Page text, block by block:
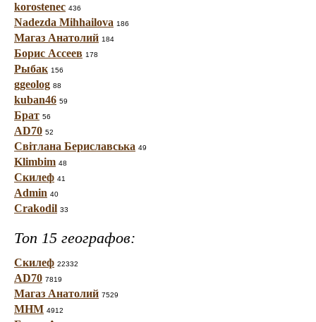
korostenec 436
Nadezda Mihhailova 186
Магаз Анатолий 184
Борис Ассеев 178
Рыбак 156
ggeolog 88
kuban46 59
Брат 56
AD70 52
Світлана Бериславська 49
Klimbim 48
Скилеф 41
Admin 40
Crakodil 33
Топ 15 географов:
Скилеф 22332
AD70 7819
Магаз Анатолий 7529
МНМ 4912